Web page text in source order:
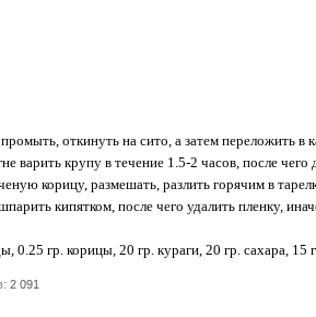
откинуть на сито, а затем переложить в
варить крупу в течение 1.5-2 часов, после чего
корицу, размешать, разлить горячим в
кипятком, после чего удалить пленку,
гр. корицы, 20 гр. кураги, 20 гр. сахара, 15
2 091